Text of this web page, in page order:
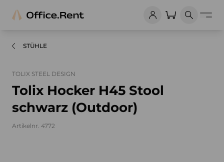
STÜHLE
TOLIX STEEL DESIGN
Tolix Hocker H45 Stool
schwarz (Outdoor)
Artikelnr. 4772